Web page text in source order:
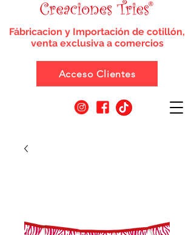
Fábricacion y Importación de cotillón,
venta exclusiva a comercios
Acceso Clientes